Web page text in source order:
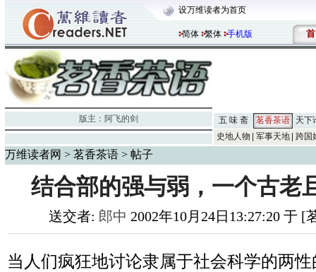
设万维读者为首页
简体 繁体 手机版 首
版主： 阿飞的剑 五 味 斋 茗香茶语
天下
史地人物
军事天地 跨国
万维读者网 > 茗香茶语 > 帖子
结合部的强与弱，一个古老
送交者: 郎中 2002年10月24日13:27:20 于
当人们疯狂地讨论隶属于社会科学的两